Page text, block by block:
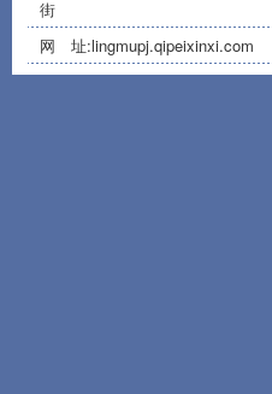
街
网 址:lingmupj.qipeixinxi.com